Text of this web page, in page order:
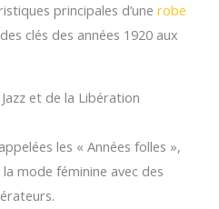
principales d’une robe
clés des années 1920 aux
Jazz et de la Libération
les « Années folles »,
mode féminine avec des